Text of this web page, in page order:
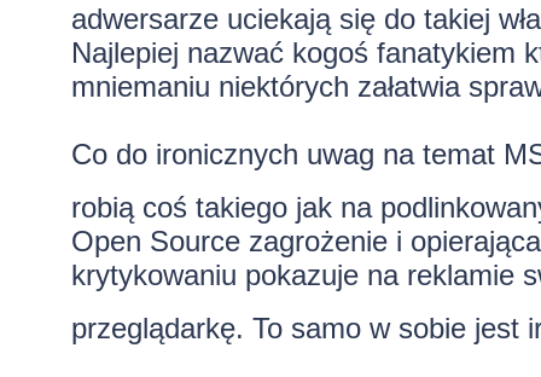
adwersarze uciekają się do takiej
Najlepiej nazwać kogoś fanatykiem
mniemaniu niektórych załatwia
Co do ironicznych uwag na temat
robią coś takiego jak na
Open Source zagrożenie i
krytykowaniu pokazuje na reklamie
przeglądarkę. To samo w sobie